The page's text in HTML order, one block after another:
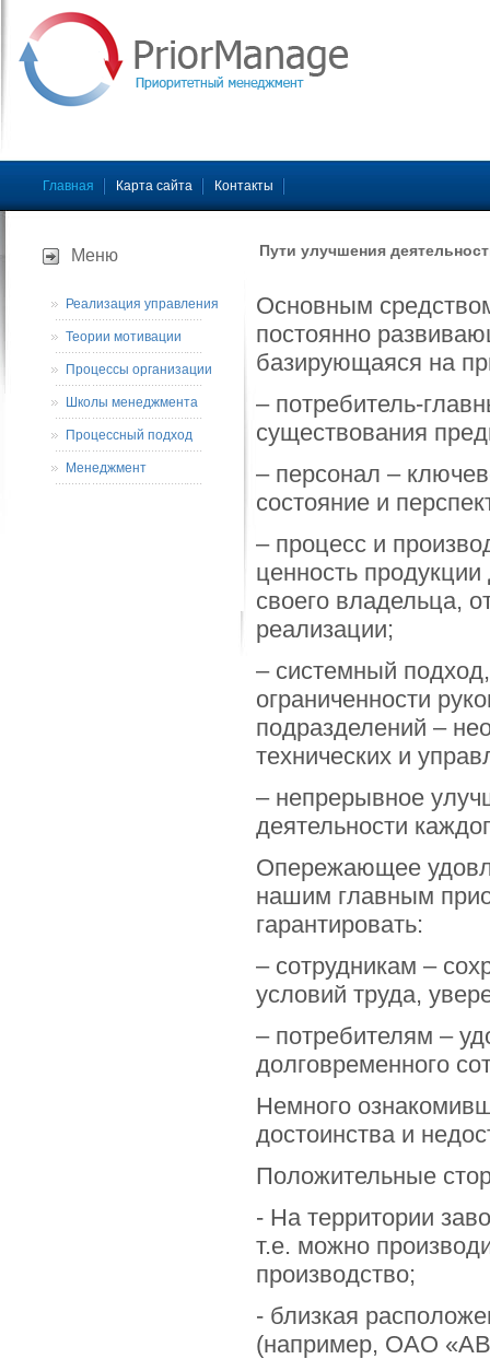
Главная Карта сайта Контакты
Пути улучшения
Основным
постоянно
базирующаяся на
– потребитель-
существования
– персонал –
состояние и
– процесс и
ценность
своего владельца,
реализации;
– системный
ограниченности
подразделений –
технических и
– непрерывное
деятельности
Опережающее
нашим главным
гарантировать:
– сотрудникам –
условий труда,
– потребителям –
долговременного
Немного
достоинства и
Положительные
- На территории
т.е. можно
производство;
- близкая
(например, ОАО
Меню
Реализация управления
Теории мотивации
Процессы организации
Школы менеджмента
Процессный подход
Менеджмент